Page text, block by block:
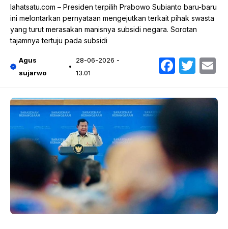
lahatsatu.com – Presiden terpilih Prabowo Subianto baru-baru
ini melontarkan pernyataan mengejutkan terkait pihak swasta
yang turut merasakan manisnya subsidi negara. Sorotan
tajamnya tertuju pada subsidi
Agus
sujarwo
28-06-2026 -
13.01